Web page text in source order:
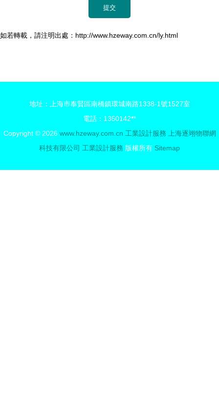
如若轉載，請注明出處：http://www.hzeway.com.cn/ly.html
地址：上海市奉賢區南橋鎮環城南路1338-1號1527室
電話：1350142**
Copyright © 2026 www.hzeway.com.cn 工業設計服務
上海逐翊物聯網
科技有限公司 工業設計服務 版權所有 Sitemap